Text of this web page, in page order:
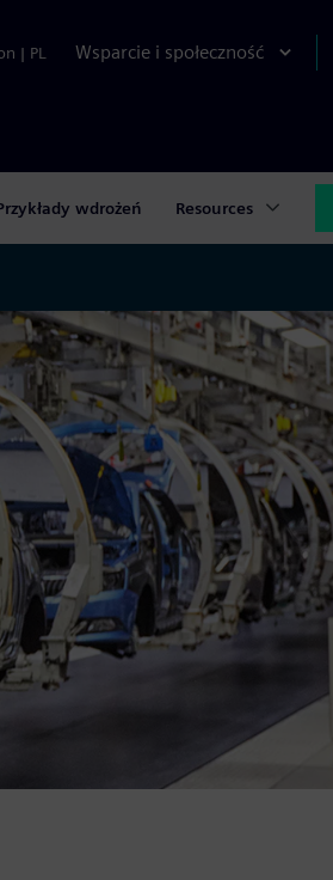
| PL Wsparcie i społeczność
wdrożeń Resources